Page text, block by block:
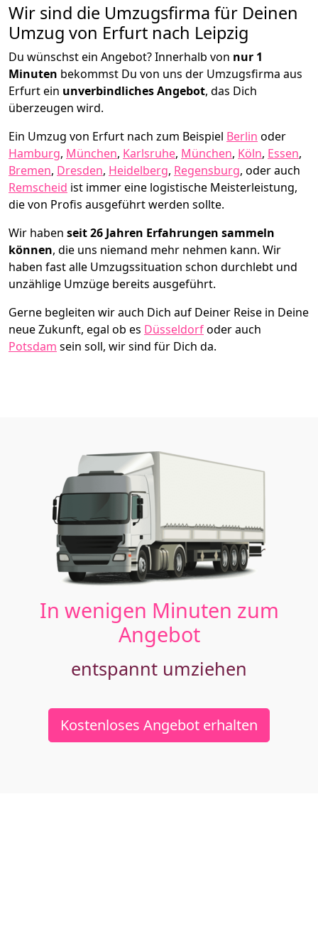
Wir sind die Umzugsfirma für Deinen
Umzug von Erfurt nach Leipzig
Du wünschst ein Angebot? Innerhalb von nur 1
Minuten bekommst Du von uns der Umzugsfirma aus
Erfurt ein unverbindliches Angebot, das Dich
überzeugen wird.
Ein Umzug von Erfurt nach zum Beispiel Berlin oder
Hamburg, München, Karlsruhe, München, Köln, Essen,
Bremen, Dresden, Heidelberg, Regensburg, oder auch
Remscheid ist immer eine logistische Meisterleistung,
die von Profis ausgeführt werden sollte.
Wir haben seit26 Jahren Erfahrungen sammeln
können, die uns niemand mehr nehmen kann. Wir
haben fast alle Umzugssituation schon durchlebt und
unzählige Umzüge bereits ausgeführt.
Gerne begleiten wir auch Dich auf Deiner Reise in Deine
neue Zukunft, egal ob es Düsseldorfoder auch
Potsdam sein soll, wir sind für Dich da.
In wenigen Minuten zum
Angebot
entspannt umziehen
Kostenloses Angebot erhalten